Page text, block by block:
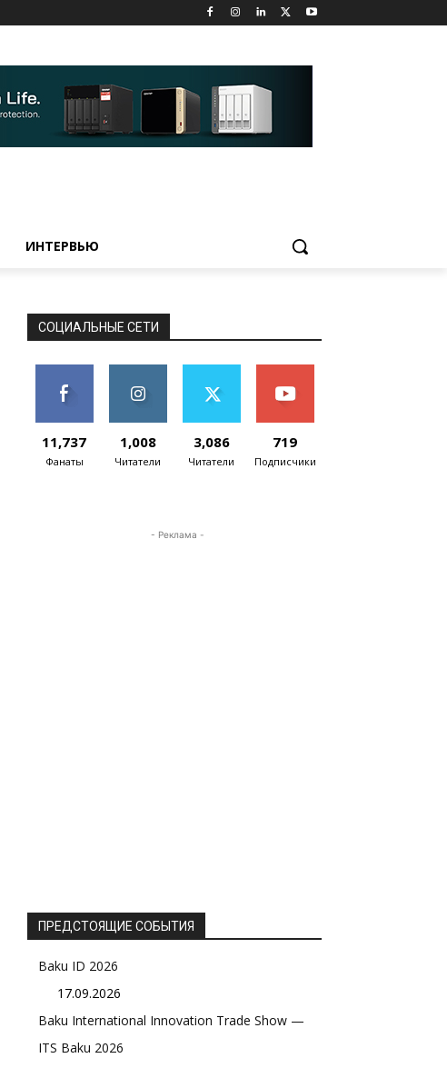
ИНТЕРВЬЮ
СОЦИАЛЬНЫЕ СЕТИ
11,737
Фанаты
1,008
Читатели
3,086
Читатели
719
Подписчики
- Реклама -
ПРЕДСТОЯЩИЕ СОБЫТИЯ
Baku ID 2026
17.09.2026
Baku International Innovation Trade Show —
ITS Baku 2026